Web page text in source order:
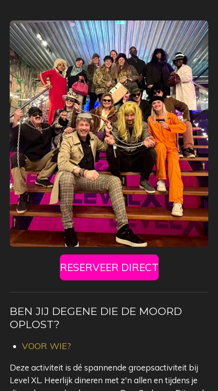
RESERVEER DIRECT
BEN JIJ DEGENE DIE DE MOORD
OPLOST?
VOOR WIE?
Deze activiteit is dé spannende groepsactiviteit bij
Level XL. Heerlijk dineren met z'n allen en tijdens je